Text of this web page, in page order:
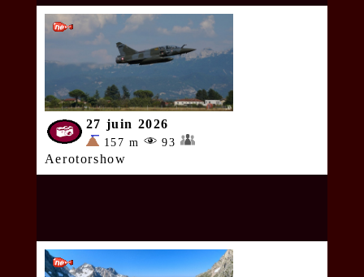
27 juin 2026
157 m 93
Aerotorshow